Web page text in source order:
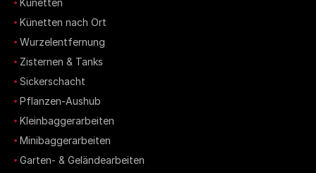
Künetten
Künetten nach Ort
Wurzelentfernung
Zisternen & Tanks
Sickerschacht
Pflanzen-Aushub
Kleinbaggerarbeiten
Minibaggerarbeiten
Garten- & Geländearbeiten